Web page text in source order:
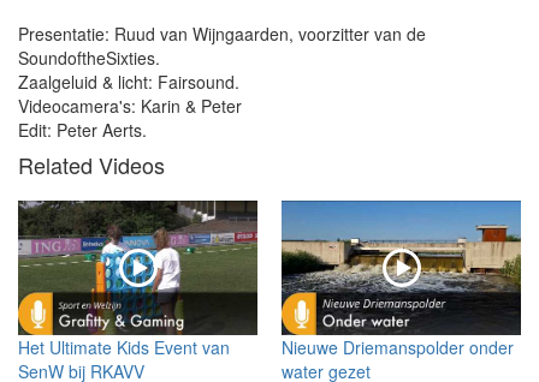
Presentatie: Ruud van Wijngaarden, voorzitter van de
SoundoftheSixties.
Zaalgeluid & licht: Fairsound.
Videocamera's: Karin & Peter
Edit: Peter Aerts.
Related Videos
Het Ultimate Kids Event van
SenW bij RKAVV
Nieuwe Driemanspolder onder
water gezet